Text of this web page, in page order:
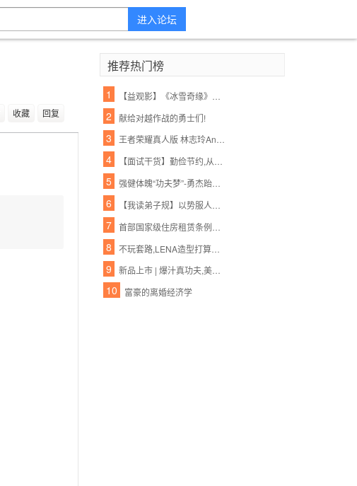
进入论坛
收藏 回复
推荐热门榜
1
2 献给对越作战的勇士们!
3 王者荣耀真人版 林志玲Angelababy将助阵
4
5 强健体魄“功夫梦”-勇杰跆拳道暑假特训营火爆召集中...世界这么大,出去看看,有一技才能保护好自己,跆拳道你的必杀技..
6
7
8 不玩套路,LENA造型打算在你头上玩点真功夫.
9 新品上市 | 爆汁真功夫,美味肉丸与您相“惠”
10 富豪的离婚经济学